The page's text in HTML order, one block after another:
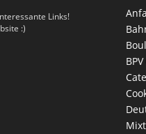
Links!
:)